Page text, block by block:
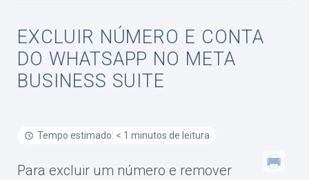
EXCLUIR NÚMERO E CONTA
DO WHATSAPP NO META
BUSINESS SUITE
Tempo estimado: < 1 minutos de leitura
Para excluir um número e remover